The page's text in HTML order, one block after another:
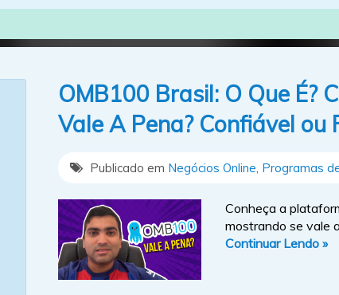
OMB100 Brasil: O Que É?
Vale A Pena? Confiável ou
Publicado em Negócios Online Programas
Conheça a
mostrando se vale
Continuar Lendo »